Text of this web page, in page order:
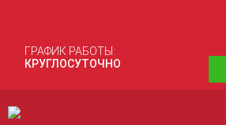
ГРАФИК РАБОТЫ:
КРУГЛОСУТОЧНО